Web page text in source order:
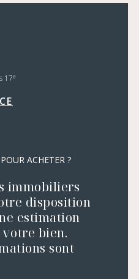
17e
ACHETER ?
immobiliers
disposition
estimation
bien.
sont